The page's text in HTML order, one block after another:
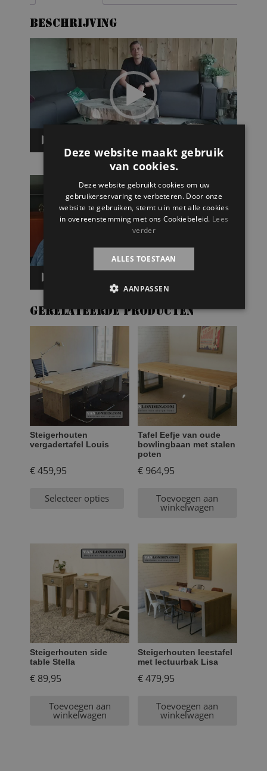
Beschrijving
Player
Gerelateerde producten
Steigerhouten
vergadertafel Louis
€459,95
Selecteer opties
Tafel Eefje van oude
bowlingbaan met stalen
poten
€964,95
Toevoegen aan
winkelwagen
Steigerhouten side
table Stella
€ 89,95
Toevoegen aan
winkelwagen
Steigerhouten leestafel
met lectuurbak Lisa
€479,95
Toevoegen aan
winkelwagen
Deze website maakt gebruik
van cookies.
Deze website gebruikt cookies om uw
gebruikerservaring te verbeteren. Door onze
website te gebruiken, stemt u in met alle cookies
in overeenstemming met ons Cookiebeleid. Lees
verder
ALLES TOESTAAN
AANPASSEN